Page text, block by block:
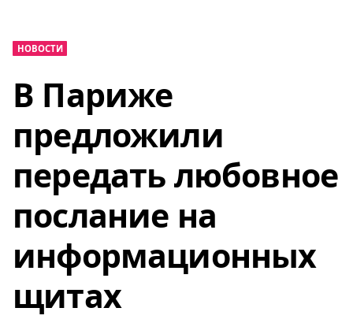
НОВОСТИ
В Париже
предложили
передать любовное
послание на
информационных
щитах